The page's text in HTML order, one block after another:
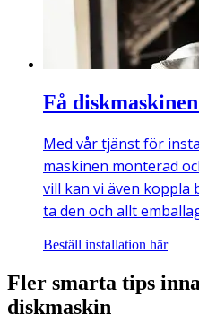
Få
Med vår tjänst för
maskinen monterad
vill kan vi även koppla
ta den och allt
Beställ installation här
Fler smarta tips
diskmaskin